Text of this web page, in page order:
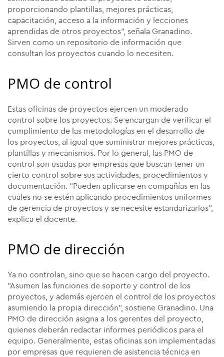
proporcionando plantillas, mejores prácticas,
capacitación, acceso a la información y lecciones
aprendidas de otros proyectos", señala Granadino.
Sirven como un repositorio de información que
consultan los proyectos cuando lo necesiten.
PMO de control
Estas oficinas de proyectos ejercen un moderado
control sobre los proyectos. Se encargan de verificar el
cumplimiento de las metodologías en el desarrollo de
los proyectos, al igual que suministrar mejores prácticas,
plantillas y mecanismos. Por lo general, las PMO de
control son usadas por empresas que buscan tener un
cierto control sobre sus actividades, procedimientos y
documentación. "Pueden aplicarse en compañías en las
cuales no se estén aplicando procedimientos uniformes
de gerencia de proyectos y se necesite estandarizarlos",
explica el docente.
PMO de dirección
Ya no controlan, sino que se hacen cargo del proyecto.
"Asumen las funciones de soporte y control de los
proyectos, y además ejercen el control de los proyectos
asumiendo la propia dirección", sostiene Granadino. Una
PMO de dirección asigna a los gerentes del proyecto,
quienes deberán redactar informes periódicos para el
equipo. Generalmente, estas oficinas son implementadas
por empresas que requieren de asistencia técnica en